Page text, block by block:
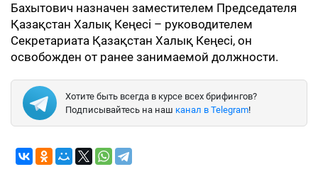
Бахытович назначен заместителем Председателя
Қазақстан Халық Кеңесі – руководителем
Секретариата Қазақстан Халық Кеңесі, он
освобожден от ранее занимаемой должности.
Хотите быть всегда в курсе всех брифингов?
Подписывайтесь на наш канал в Telegram!